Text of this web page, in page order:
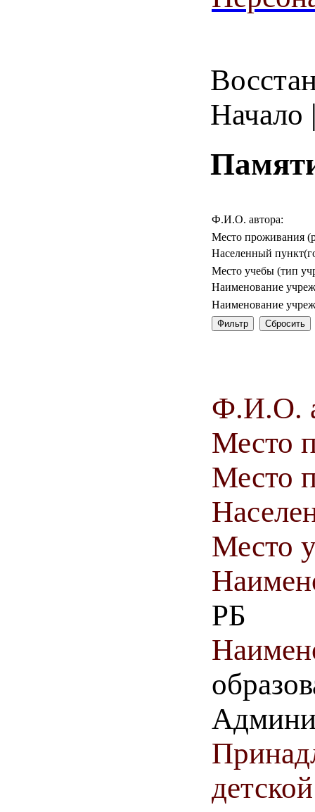
Ф.И.О. автора:
Место проживания
Населенный
Место учебы (тип
Наименование
Наименование
Ф.И.О.
Место
Место
Место
РБ